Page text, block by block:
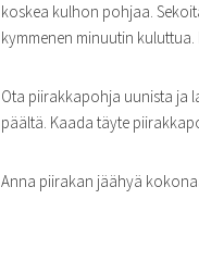
koskea kulhon pohjaa.
kymmenen minuutin
Ota piirakkapohja uunista ja
päältä. Kaada täyte
Anna piirakan jäähyä